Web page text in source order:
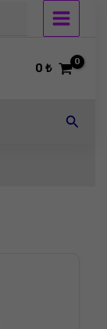
0₺
Arama